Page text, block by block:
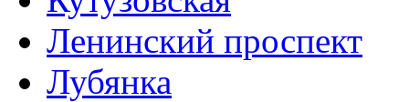
Ленинский проспект
Лубянка